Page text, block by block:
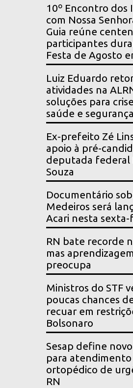
10º Encontro dos
com Nossa
Guia reúne
participantes
Festa de Agosto
Luiz Eduardo
atividades na
soluções para
saúde e
Ex-prefeito Zé
apoio à pré-
deputada federal
Souza
Documentário
Medeiros será
Acari nesta sexta-
RN bate recorde
mas
preocupa
Ministros do STF
poucas chances
recuar em
Bolsonaro
Sesap define
para atendimento
ortopédico de
RN